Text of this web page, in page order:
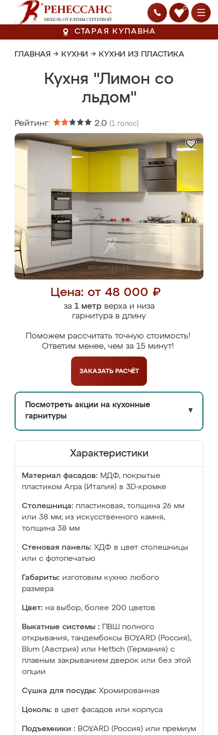
0
СТАРАЯ КУПАВНА
ГЛАВНАЯ → КУХНИ → КУХНИ ИЗ ПЛАСТИКА
Кухня "Лимон со
льдом"
Рейтинг: 2.0 (1 голос)
Цена: от 48 000 ₽
за 1 метрверха и низа
гарнитура в длину
Поможем рассчитать точную стоимость!
Ответим менее, чем за 15 минут!
ЗАКАЗАТЬ РАСЧЁТ
Посмотреть акции на кухонные
гарнитуры
▼
Характеристики
Материал фасадов: МДФ, покрытые
пластиком Arpa (Италия) в 3D-кромке
Столешница: пластиковая, толщина 26 мм
или 38 мм; из искусственного камня,
толщина 38 мм
Стеновая панель: ХДФ в цвет столешницы
или с фотопечатью
Габариты: изготовим кухню любого
размера
Цвет: на выбор, более 200 цветов
Выкатные системы :
ПВШ полного
открывания, тандембоксы BOYARD (Россия),
Blum (Австрия) или Hettich (Германия) с
плавным закрыванием дверок или без этой
опции
Сушка для посуды: Хромированная
Цоколь: в цвет фасадов или корпуса
Подъемники : BOYARD (Россия) или премиум